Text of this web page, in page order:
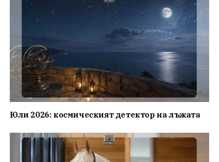
Юли 2026: космическият детектор на лъжата